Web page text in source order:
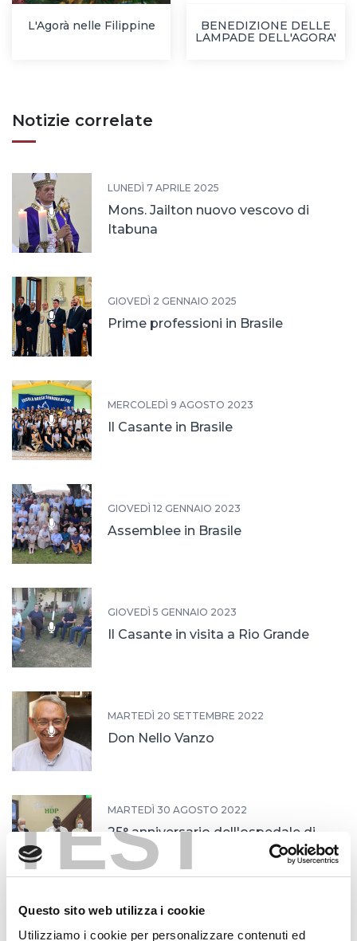
TEST
Questo sito web utilizza i cookie
Utilizziamo i cookie per personalizzare contenuti ed
L'Agorà nelle Filippine
BENEDIZIONE DELLE
LAMPADE DELL'AGORA'
Notizie correlate
LUNEDÌ 7 APRILE 2025
Mons. Jailton nuovo vescovo di
Itabuna
GIOVEDÌ 2 GENNAIO 2025
Prime professioni in Brasile
MERCOLEDÌ 9 AGOSTO 2023
Il Casante in Brasile
GIOVEDÌ 12 GENNAIO 2023
Assemblee in Brasile
GIOVEDÌ 5 GENNAIO 2023
Il Casante in visita a Rio Grande
MARTEDÌ 20 SETTEMBRE 2022
Don Nello Vanzo
MARTEDÌ 30 AGOSTO 2022
25° anniversario dell'ospedale di
Marituba
MARTEDÌ 13 APRILE 2021
Un nuovo diacono nella